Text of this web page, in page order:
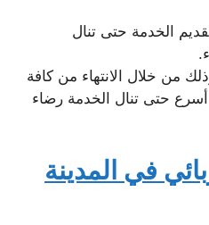
الخدمة حتى تنال
من خلال الانتهاء من كافة
أسرع حتى تنال الخدمة رضاء
في المدينة